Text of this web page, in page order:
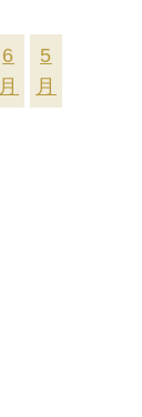
6
月
5
月